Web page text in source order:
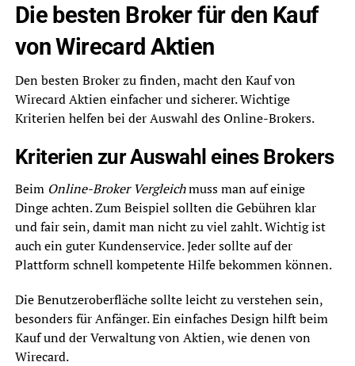
Die besten Broker für den Kauf
von Wirecard Aktien
Den besten Broker zu finden, macht den Kauf von
Wirecard Aktien einfacher und sicherer. Wichtige
Kriterien helfen bei der Auswahl des Online-Brokers.
Kriterien zur Auswahl eines Brokers
Beim Online-Broker Vergleichmuss man auf einige
Dinge achten. Zum Beispiel sollten die Gebühren klar
und fair sein, damit man nicht zu viel zahlt. Wichtig ist
auch ein guter Kundenservice. Jeder sollte auf der
Plattform schnell kompetente Hilfe bekommen können.
Die Benutzeroberfläche sollte leicht zu verstehen sein,
besonders für Anfänger. Ein einfaches Design hilft beim
Kauf und der Verwaltung von Aktien, wie denen von
Wirecard.